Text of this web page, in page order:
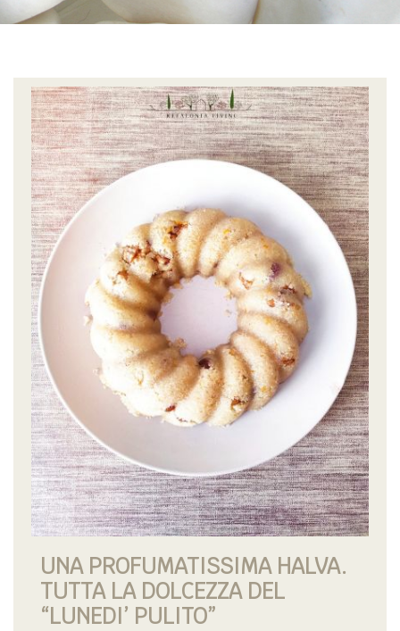
UNA PROFUMATISSIMA HALVA.
TUTTA LA DOLCEZZA DEL
“LUNEDI’ PULITO”